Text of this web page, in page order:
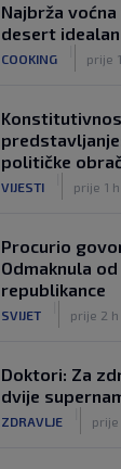
Najbrža
desert
COOKING prije
političke
VIJESTI prije 1 h
Procurio
Odmaknula
republikance
SVIJET prije 2 h
Doktori: Za
dvije
ZDRAVLJE prije